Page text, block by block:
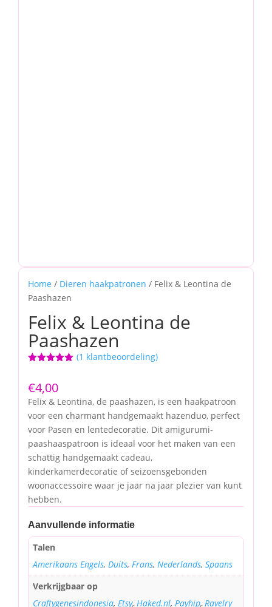
Home / Dieren haakpatronen / Felix & Leontina de
Paashazen
Felix & Leontina de
Paashazen
gebaseerd
klant
waardering
(1 klantbeoordeling)
€4,00
Felix & Leontina, de paashazen, is een haakpatroon
voor een charmant handgemaakt hazenduo, perfect
voor Pasen en lentedecoratie. Dit amigurumi-
paashaaspatroon is ideaal voor het maken van een
schattig handgemaakt cadeau,
kinderkamerdecoratie of seizoensgebonden
woonaccessoire waar je jaar na jaar plezier van kunt
hebben.
Aanvullende informatie
Talen
Amerikaans Engels, Duits, Frans, Nederlands, Spaans
Verkrijgbaar op
Craftygenesindonesia, Etsy, Haked.nl, Payhip, Ravelry